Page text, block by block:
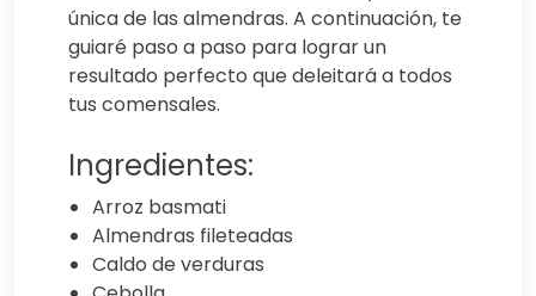
única de las almendras. A continuación, te
guiaré paso a paso para lograr un
resultado perfecto que deleitará a todos
tus comensales.
Ingredientes:
Arroz basmati
Almendras fileteadas
Caldo de verduras